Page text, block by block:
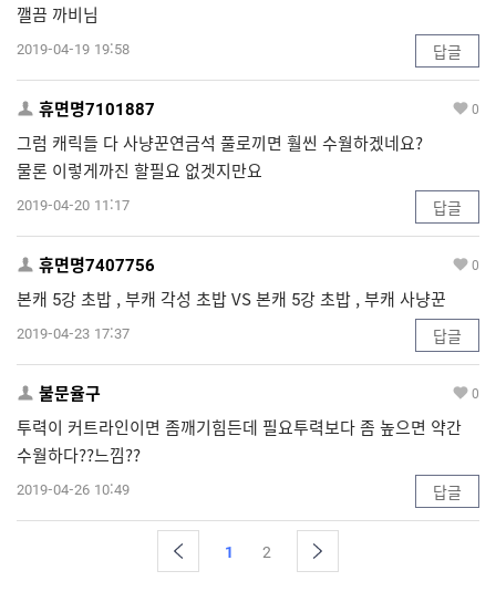
깰끔 까비님
2019-04-19 19:58 답글
휴면명7101887 0
그럼 캐릭들 다 사냥꾼연금석 풀로끼면 훨씬 수월하겠네요?
물론 이렇게까진 할필요 없겟지만요
2019-04-20 11:17 답글
휴면명7407756 0
본캐 5강 초밥 , 부캐 각성 초밥 VS 본캐 5강 초밥 , 부캐 사냥꾼
2019-04-23 17:37 답글
불문율구 0
투력이 커트라인이면 좀깨기힘든데 필요투력보다 좀 높으면 약간
수월하다??느낌??
2019-04-26 10:49 답글
1 2